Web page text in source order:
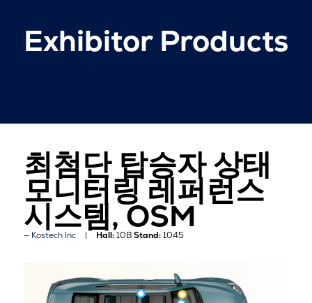
Exhibitor Products
최첨단 탑승자 상태
모니터링 레퍼런스
시스템, OSM
Kostech Inc Hall:10BStand:1045